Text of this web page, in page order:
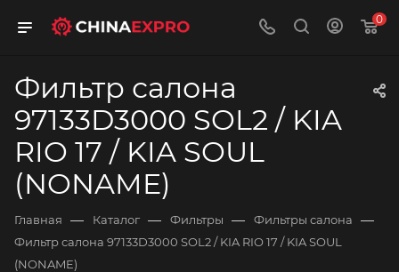
0
Фильтр салона
97133D3000 SOL2 / KIA
RIO 17 / KIA SOUL
(NONAME)
Главная — Каталог — Фильтры — Фильтры салона —
Фильтр салона 97133D3000 SOL2 / KIA RIO 17 / KIA SOUL
(NONAME)